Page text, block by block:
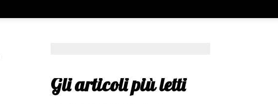
Gli articoli più letti